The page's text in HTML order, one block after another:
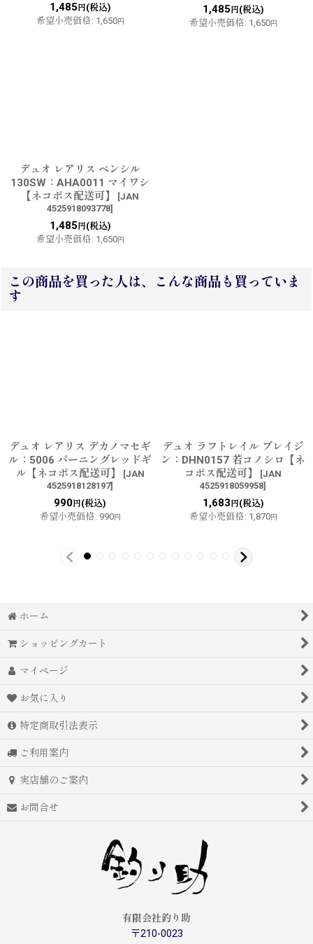
1,485 円(税込)
希望小売価格: 1,650円
1,485 円(税込)
希望小売価格: 1,650円
デュオ レアリス ペンシル
130SW：AHA0011 マイワシ
【ネコポス配送可】
[JAN
4525918093778]
1,485 円(税込)
希望小売価格: 1,650円
この商品を買った人は、こんな商品も買っていま
す
デュオ レアリス デカノマセギ
ル：5006 バーニングレッドギ
ル【ネコポス配送可】
[JAN
4525918128197]
990 円(税込)
希望小売価格: 990円
デュオ ラフトレイル ブレイジ
ン：DHN0157 若コノシロ【ネ
コポス配送可】
[JAN
4525918059958]
1,683 円(税込)
希望小売価格: 1,870円
ホーム
ショッピングカート
マイページ
お気に入り
特定商取引法表示
ご利用案内
実店舗のご案内
お問合せ
有限会社釣り助
〒210-0023